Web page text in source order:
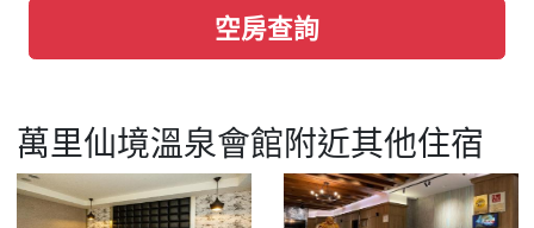
空房查詢
萬里仙境溫泉會館附近其他住宿